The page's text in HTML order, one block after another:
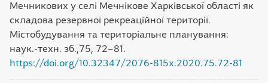
Мечникових у селі Мечнікове Харківської області як
складова резервної рекреаційної території.
Містобудування та територіальне планування:
наук.-техн. зб.,75, 72–81.
https://doi.org/10.32347/2076-815х.2020.75.72-81